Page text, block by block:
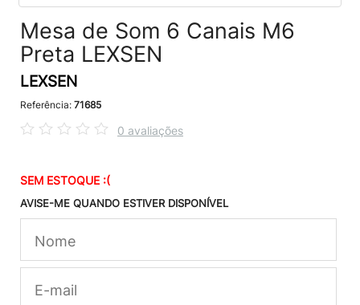
Mesa de Som 6 Canais M6
Preta LEXSEN
LEXSEN
Referência: 71685
0 avaliações
SEM ESTOQUE :(
AVISE-ME QUANDO ESTIVER DISPONÍVEL